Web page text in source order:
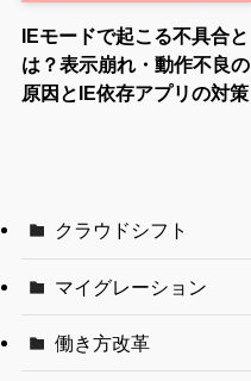
IEモードで起こる不具合と
は？表示崩れ・動作不良の
原因とIE依存アプリの対策
クラウドシフト
マイグレーション
働き方改革